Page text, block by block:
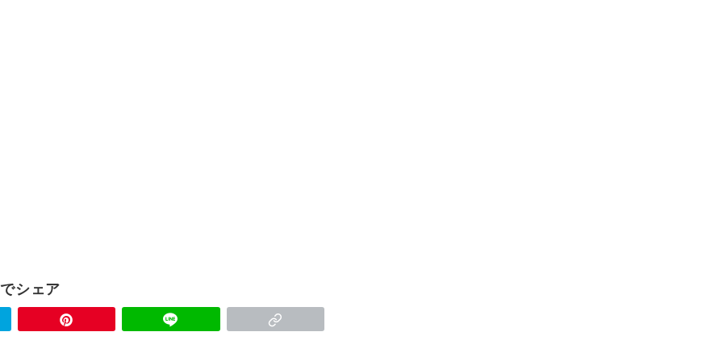
シェア